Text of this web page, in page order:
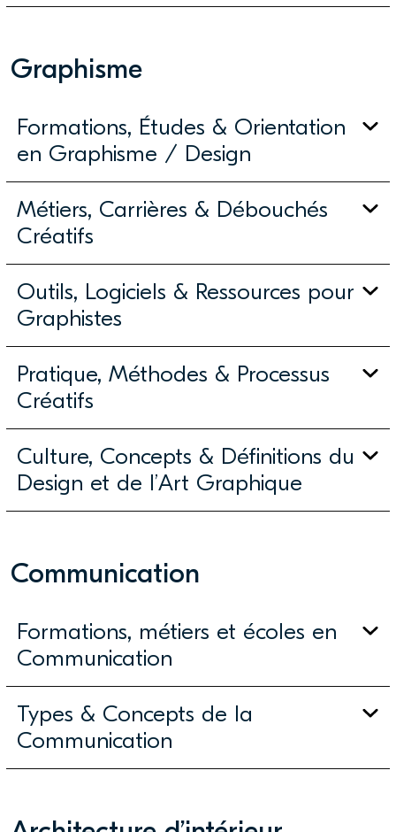
Graphisme
Formations, Études & Orientation
en Graphisme / Design
Métiers, Carrières & Débouchés
Créatifs
Outils, Logiciels & Ressources pour
Graphistes
Pratique, Méthodes & Processus
Créatifs
Culture, Concepts & Définitions du
Design et de l’Art Graphique
Communication
Formations, métiers et écoles en
Communication
Types & Concepts de la
Communication